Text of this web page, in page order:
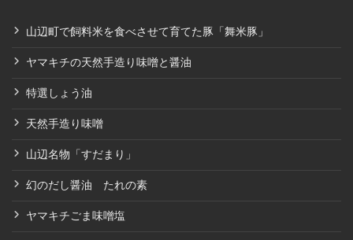
山辺町で飼料米を食べさせて育てた豚「舞米豚」
ヤマキチの天然手造り味噌と醤油
特選しょう油
天然手造り味噌
山辺名物「すだまり」
幻のだし醤油 たれの素
ヤマキチごま味噌塩